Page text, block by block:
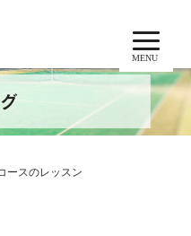
MENU
ースのレッスン